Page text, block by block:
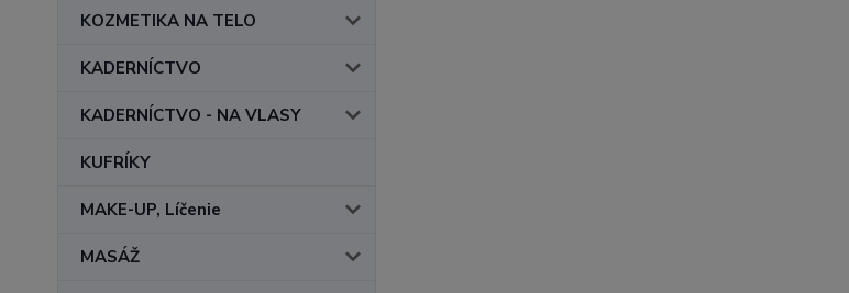
KOZMETIKA NA TELO
KADERNÍCTVO
KADERNÍCTVO - NA VLASY
KUFRÍKY
MAKE-UP, Líčenie
MASÁŽ